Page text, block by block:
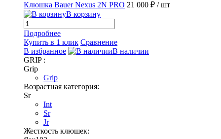
Клюшка Bauer Nexus 2N PRO 21 000 ₽ / шт
В корзину
Подробнее
Купить в 1 клик Сравнение
В избранное
В наличии
GRIP :
Grip
Grip
Возрастная категория:
Sr
Int
Sr
Jr
Жесткость клюшек: